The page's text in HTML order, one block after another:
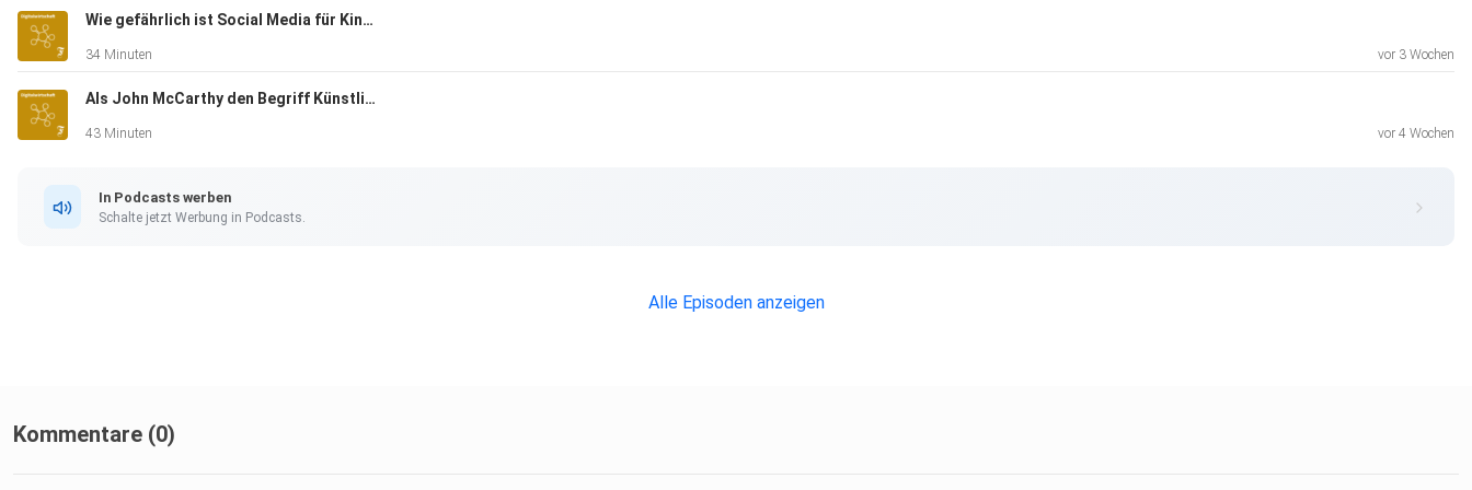
Wie gefährlich ist Social Media für Kinder, Herr Korte?
34 Minuten vor 3 Wochen
Als John McCarthy den Begriff Künstliche Intelligenz erdachte
43 Minuten vor 4 Wochen
In Podcasts werben
Schalte jetzt Werbung in Podcasts.
Alle Episoden anzeigen
Kommentare (0)